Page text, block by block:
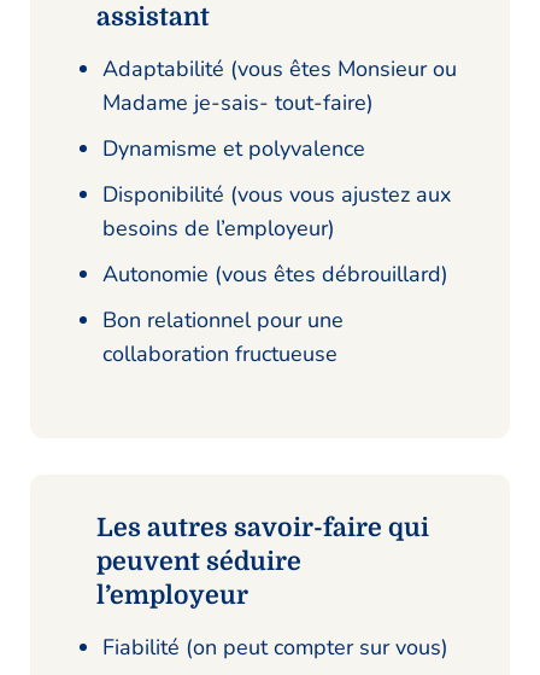
assistant
Adaptabilité (vous êtes Monsieur ou
Madame je-sais- tout-faire)
Dynamisme et polyvalence
Disponibilité (vous vous ajustez aux
besoins de l’employeur)
Autonomie (vous êtes débrouillard)
Bon relationnel pour une
collaboration fructueuse
Les autres savoir-faire qui
peuvent séduire
l’employeur
Fiabilité (on peut compter sur vous)